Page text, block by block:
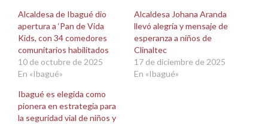
una
ventana
nueva)
una
ventana
nueva)
Alcaldesa de Ibagué dio
apertura a ‘Pan de Vida
Kids, con 34 comedores
comunitarios habilitados
10 de octubre de 2025
En «Ibagué»
Alcaldesa Johana Aranda
llevó alegría y mensaje de
esperanza a niños de
Clinaltec
17 de diciembre de 2025
En «Ibagué»
Ibagué es elegida como
pionera en estrategia para
la seguridad vial de niños y